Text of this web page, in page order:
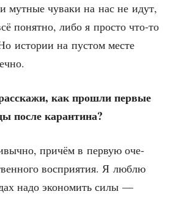
мут­ные чува­ки на нас не идут,
понят­но, либо я про­сто что-то
исто­рии на пустом месте
как про­шли пер­вые
после карантина?
при­чём в первую оче­
вос­при­я­тия. Я люб­лю
надо эко­но­мить силы —